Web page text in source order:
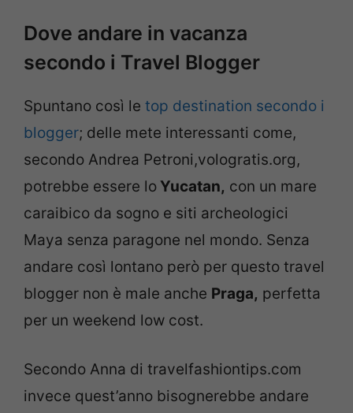
Dove andare in vacanza
secondo i Travel Blogger
Spuntano così le top destination secondo i
blogger; delle mete interessanti come,
secondo Andrea Petroni,vologratis.org,
potrebbe essere loYucatan, con un mare
caraibico da sogno e siti archeologici
Maya senza paragone nel mondo. Senza
andare così lontano però per questo travel
blogger non è male anche Praga, perfetta
per un weekend low cost.
Secondo Anna di travelfashiontips.com
invece quest’anno bisognerebbe andare